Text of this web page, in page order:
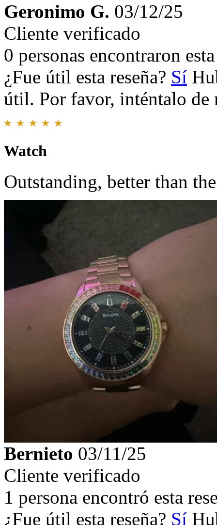
Geronimo G. 03/12/25
Cliente verificado
0 personas encontraron
¿Fue útil esta reseña? Sí
útil. Por favor, inténtalo de
Watch
Outstanding, better than
Bernieto 03/11/25
Cliente verificado
1 persona encontró esta
¿Fue útil esta reseña? Sí